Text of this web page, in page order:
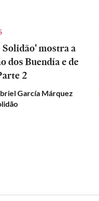
Solidão' mostra a
dos Buendía e de
2
García Márquez